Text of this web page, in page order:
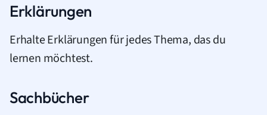
Erklärungen
Erhalte Erklärungen für jedes Thema, das du
lernen möchtest.
Sachbücher